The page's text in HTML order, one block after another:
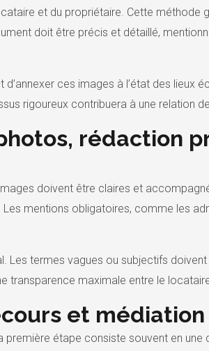
et du propriétaire. Cette méthode
doit être précis et détaillé,
ces images à l’état des lieux
rigoureux contribuera à une relation
rédaction
doivent être claires et
mentions obligatoires, comme les
Les termes vagues ou subjectifs
transparence maximale entre le
et médiation
étape consiste souvent en